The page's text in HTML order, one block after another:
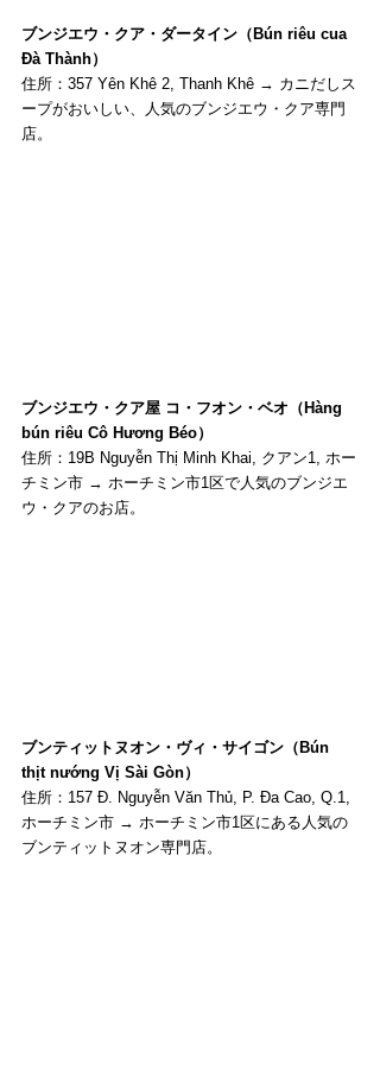
ブンジエウ・クア・ダータイン（Bún riêu cua
Đà Thành）
住所：357 Yên Khê 2, Thanh Khê → カニだしス
ープがおいしい、人気のブンジエウ・クア専門
店。
ブンジエウ・クア屋 コ・フオン・ベオ（Hàng
bún riêu Cô Hương Béo）
住所：19B Nguyễn Thị Minh Khai, クアン1, ホー
チミン市 → ホーチミン市1区で人気のブンジエ
ウ・クアのお店。
ブンティットヌオン・ヴィ・サイゴン（Bún
thịt nướng Vị Sài Gòn）
住所：157 Đ. Nguyễn Văn Thủ, P. Đa Cao, Q.1,
ホーチミン市 → ホーチミン市1区にある人気の
ブンティットヌオン専門店。